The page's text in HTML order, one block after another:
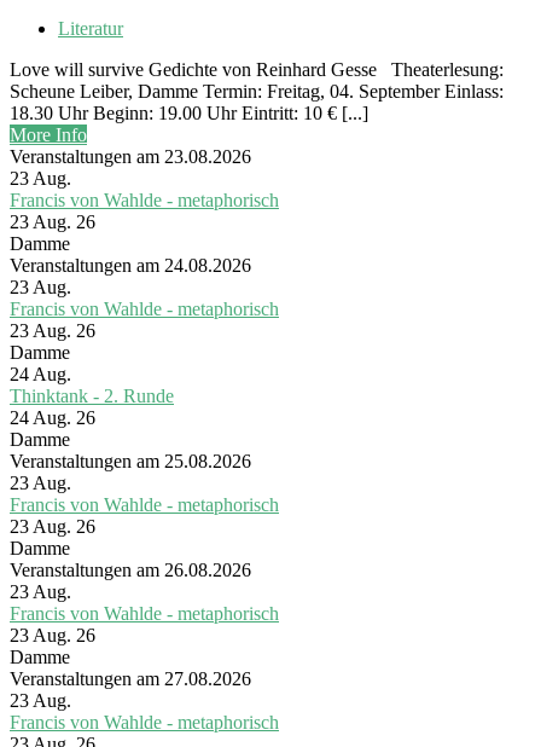
Literatur
Love will survive Gedichte von Reinhard Gesse Theaterlesung:
Scheune Leiber, Damme Termin: Freitag, 04. September Einlass:
18.30 Uhr Beginn: 19.00 Uhr Eintritt: 10 € [...]
More Info
Veranstaltungen am 23.08.2026
23 Aug.
Francis von Wahlde - metaphorisch
23 Aug. 26
Damme
Veranstaltungen am 24.08.2026
23 Aug.
Francis von Wahlde - metaphorisch
23 Aug. 26
Damme
24 Aug.
Thinktank - 2. Runde
24 Aug. 26
Damme
Veranstaltungen am 25.08.2026
23 Aug.
Francis von Wahlde - metaphorisch
23 Aug. 26
Damme
Veranstaltungen am 26.08.2026
23 Aug.
Francis von Wahlde - metaphorisch
23 Aug. 26
Damme
Veranstaltungen am 27.08.2026
23 Aug.
Francis von Wahlde - metaphorisch